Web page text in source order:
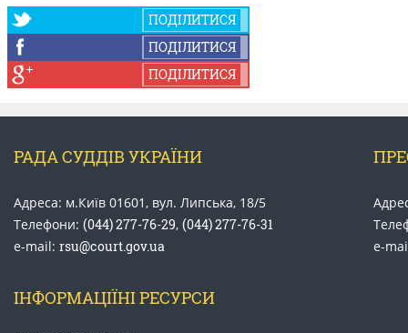
ПОДІЛИТИСЯ
ПОДІЛИТИСЯ
ПОДІЛИТИСЯ
РАДА СУДДІВ УКРАЇНИ
Адреса: м.Київ 01601, вул. Липська, 18/5
Телефони: (044) 277-76-29, (044) 277-76-31
e-mail: rsu@court.gov.ua
e-
ІНФОРМАЦІЇНІ РЕСУРСИ